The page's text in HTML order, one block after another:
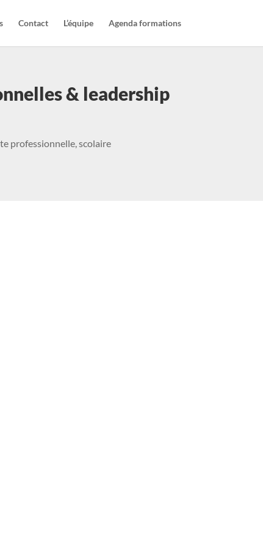
Contact L’équipe Agenda formations
& leadership
professionnelle, scolaire